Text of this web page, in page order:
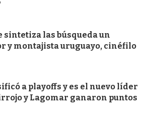
sintetiza las búsqueda un
y montajista uruguayo, cinéfilo
a playoffs y es el nuevo líder
y Lagomar ganaron puntos